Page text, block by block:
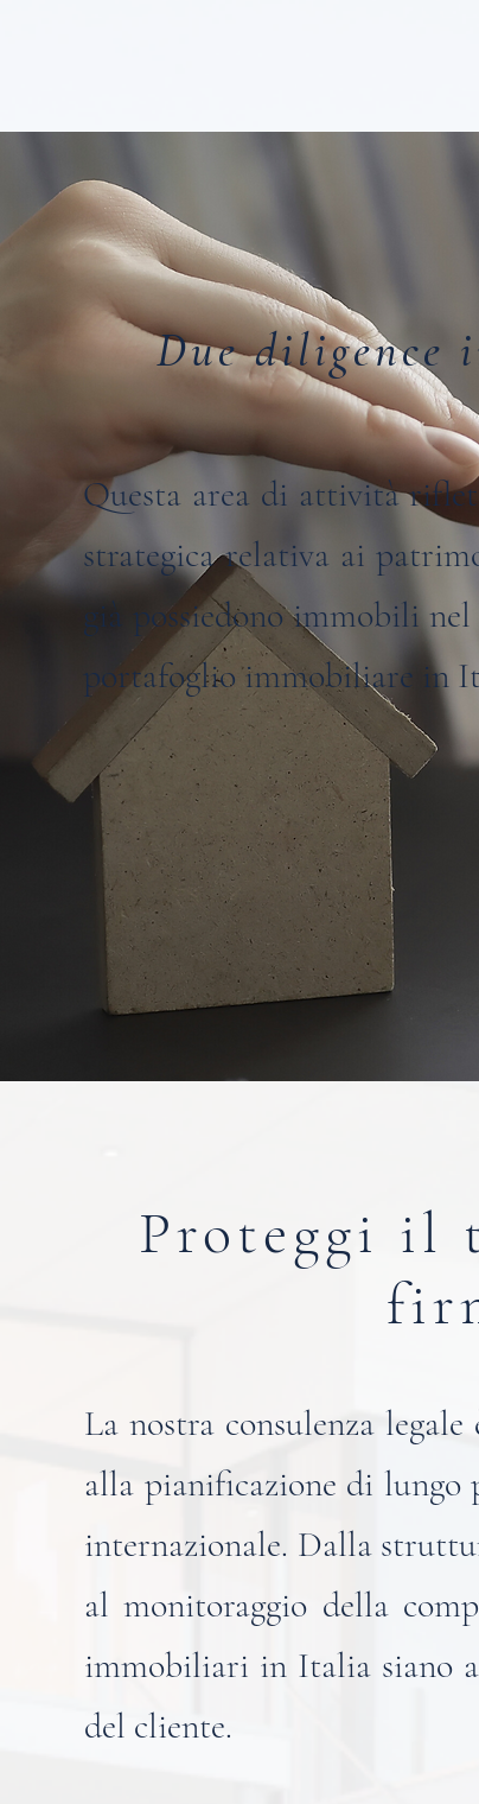
Due diligence
Questa area di attività
strategica relativa ai
già possiedono immobili
portafoglio immobiliare in
Proteggi il
La nostra consulenza
alla pianificazione di lungo
internazionale. Dalla
al monitoraggio della
immobiliari in Italia siano
del cliente.